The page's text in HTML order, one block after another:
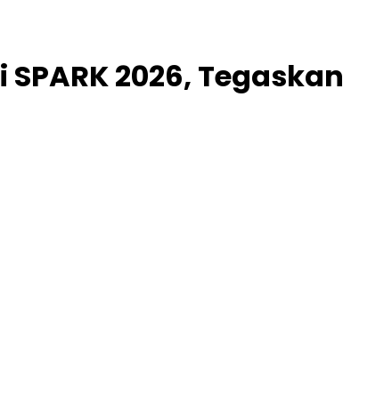
2026, Tegaskan